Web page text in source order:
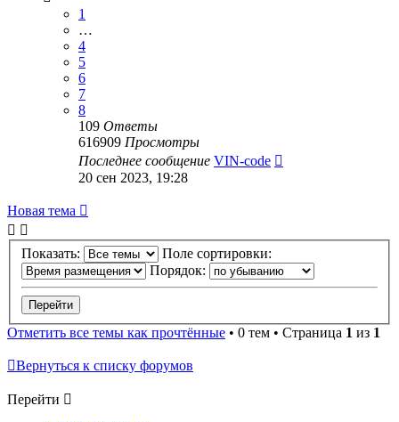
1
…
4
5
6
7
8
109 Ответы
616909 Просмотры
Последнее сообщение VIN-code
20 сен 2023, 19:28
Новая тема
Показать:
Поле сортировки:
Порядок:
Отметить все темы как прочтённые • 0 тем • Страница 1 из 1
Вернуться к списку форумов
Перейти